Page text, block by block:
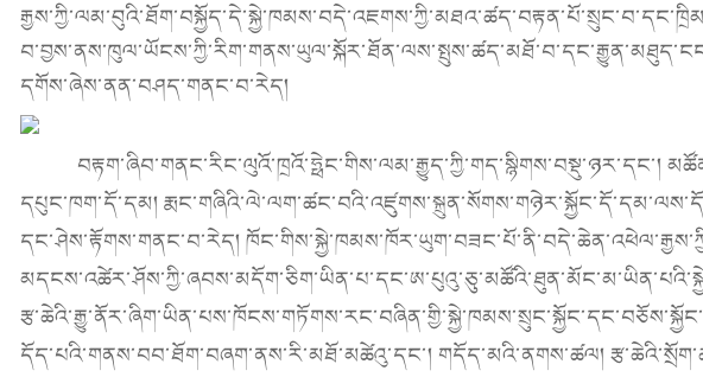
དགོས་ཞེས་ནན་བཤད་གནང་བ་རེད།
བརྟག་ཞིབ་གནང་རིང་ལུའོ་ཁྲའོ་ཧྥེང་གིས་ལམ་རྒྱུད་ཀྱི་གད་སྙིགས་བསྡུ་ཉར་དང་།
དཔུང་ཁག་དོ་དམ།
དང་ཤེས་རྟོགས་གནང་བ་རེད།
དོད་པའི་གནས་བབ་ཐོག་བཞག་ནས་རི་མཐོ་མཚེའུ་དང་། གདོད་མའི་ནགས་ཚལ།